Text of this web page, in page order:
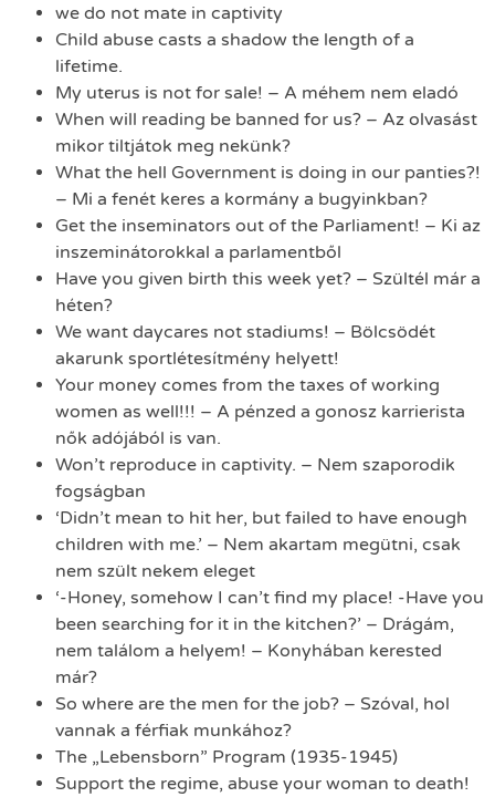
we do not mate in captivity
Child abuse casts a shadow the length of a
lifetime.
My uterus is not for sale! – A méhem nem eladó
When will reading be banned for us? – Az olvasást
mikor tiltjátok meg nekünk?
What the hell Government is doing in our panties?!
– Mi a fenét keres a kormány a bugyinkban?
Get the inseminators out of the Parliament! – Ki az
inszeminátorokkal a parlamentből
Have you given birth this week yet? – Szültél már a
héten?
We want daycares not stadiums! – Bölcsödét
akarunk sportlétesítmény helyett!
Your money comes from the taxes of working
women as well!!! – A pénzed a gonosz karrierista
nők adójából is van.
Won’t reproduce in captivity. – Nem szaporodik
fogságban
‘Didn’t mean to hit her, but failed to have enough
children with me.’ – Nem akartam megütni, csak
nem szült nekem eleget
‘-Honey, somehow I can’t find my place! -Have you
been searching for it in the kitchen?’ – Drágám,
nem találom a helyem! – Konyhában kerested
már?
So where are the men for the job? – Szóval, hol
vannak a férfiak munkához?
The „Lebensborn” Program (1935-1945)
Support the regime, abuse your woman to death!